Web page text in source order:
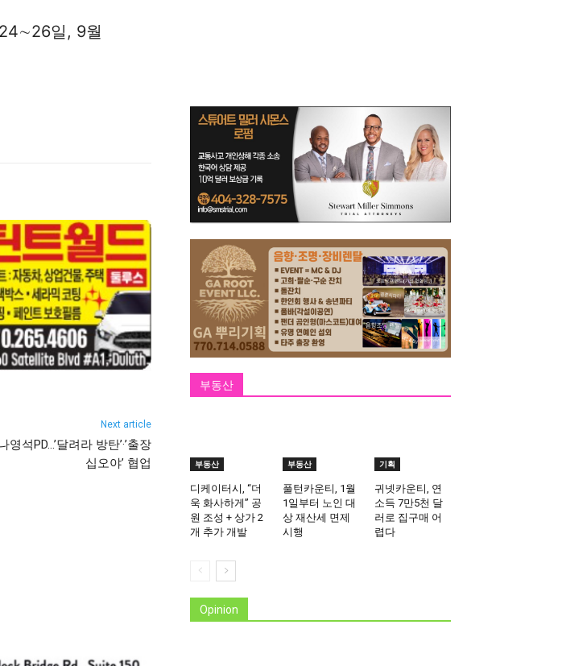
일, 9월
Next article
석PD…’달려라 방탄’·’출장
십오야’ 협업
부동산
부동산
디케이터시, “더
욱 화사하게” 공
원 조성 + 상가 2
개 추가 개발
부동산
풀턴카운티, 1월
1일부터 노인 대
상 재산세 면제
시행
기획
귀넷카운티, 연
소득 7만5천 달
러로 집구매 어
렵다
Opinion